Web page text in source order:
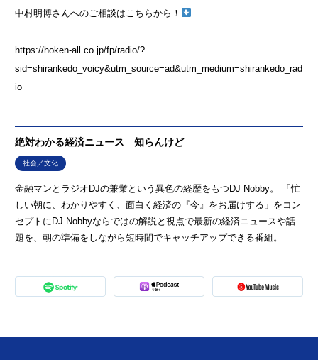
中村明博さんへのご相談はこちらから！
https://hoken-all.co.jp/fp/radio/?
sid=shirankedo_voicy&utm_source=ad&utm_medium=shirankedo_rad
io
絶対わかる経済ニュース 知らんけど
社会／文化
金融マンとラジオDJの兼業という異色の経歴をもつDJ Nobby。 「忙
しい朝に、わかりやすく、面白く経済の『今』をお届けする」をコン
セプトにDJ Nobbyならではの解説と視点で最新の経済ニュースや話
題を、朝の準備をしながら短時間でキャッチアップできる番組。